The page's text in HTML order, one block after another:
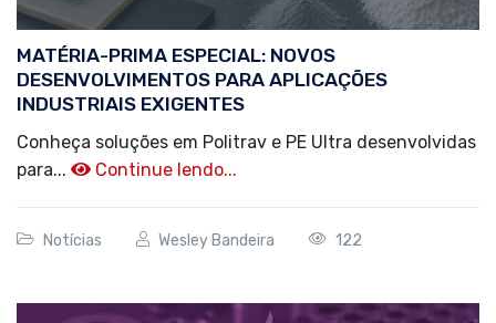
MATÉRIA-PRIMA ESPECIAL: NOVOS
DESENVOLVIMENTOS PARA APLICAÇÕES
INDUSTRIAIS EXIGENTES
Conheça soluções em Politrav e PE Ultra desenvolvidas
para...
Continue lendo...
Notícias Wesley Bandeira 122